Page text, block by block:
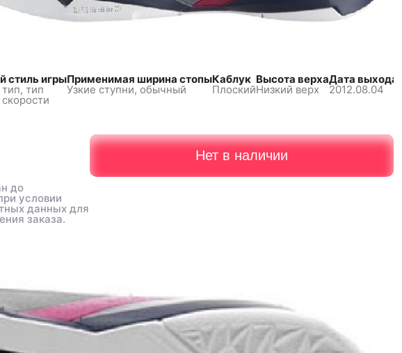
стиль игры
тип
Применимая ширина стопы
Узкие ступни, обычный
Каблук
Плоский
Высота верха
Низкий верх
Дата выхода
2012.08.04
до
условии
данных для
заказа.
до
условии
данных для
заказа.
Нет в наличии